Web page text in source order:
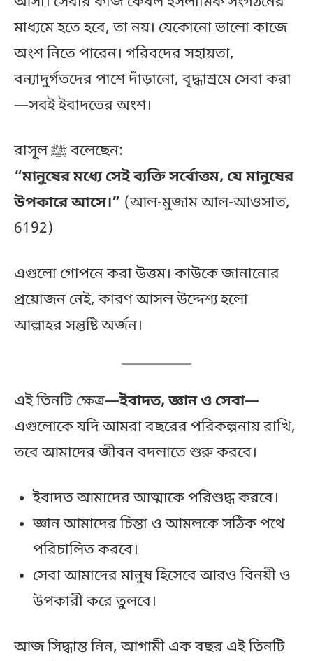
মাধ্যমে হতে হবে, তা নয়। যেকোনো ভালো কাজে
অংশ নিতে পারেন। গরিবদের সহায়তা,
বন্যাদুর্গতদের পাশে দাঁড়ানো, বৃদ্ধাশ্রমে সেবা করা
—সবই ইবাদতের অংশ।
রাসূল ﷺ বলেছেন:
“মানুষের মধ্যে সেই ব্যক্তি সর্বোত্তম, যে মানুষের
উপকারে আসে।” (আল-মুজাম আল-আওসাত,
6192)
এগুলো গোপনে করা উত্তম। কাউকে জানানোর
প্রয়োজন নেই, কারণ আসল উদ্দেশ্য হলো
আল্লাহর সন্তুষ্টি অর্জন।
এই তিনটি ক্ষেত্র—ইবাদত, জ্ঞান ও সেবা—
এগুলোকে যদি আমরা বছরের পরিকল্পনায় রাখি,
তবে আমাদের জীবন বদলাতে শুরু করবে।
ইবাদত আমাদের আত্মাকে পরিশুদ্ধ করবে।
জ্ঞান আমাদের চিন্তা ও আমলকে সঠিক পথে
পরিচালিত করবে।
সেবা আমাদের মানুষ হিসেবে আরও বিনয়ী ও
উপকারী করে তুলবে।
আজ সিদ্ধান্ত নিন, আগামী এক বছর এই তিনটি